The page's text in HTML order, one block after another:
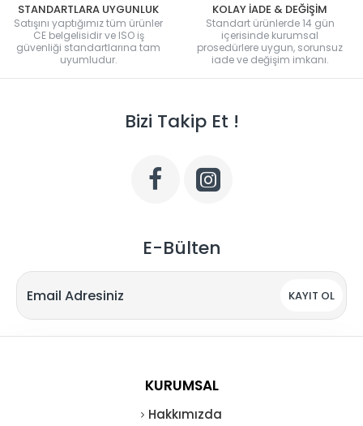
STANDARTLARA UYGUNLUK
Satışını yaptığımız tüm ürünler
CE belgelisidir ve ISO iş
güvenliği standartlarına tam
uyumludur.
KOLAY İADE & DEĞİŞİM
Standart ürünlerde 14 gün
içerisinde kurumsal
prosedürlere uygun, sorunsuz
iade ve değişim imkanı.
Bizi Takip Et !
E-Bülten
KAYIT OL
KURUMSAL
Hakkımızda